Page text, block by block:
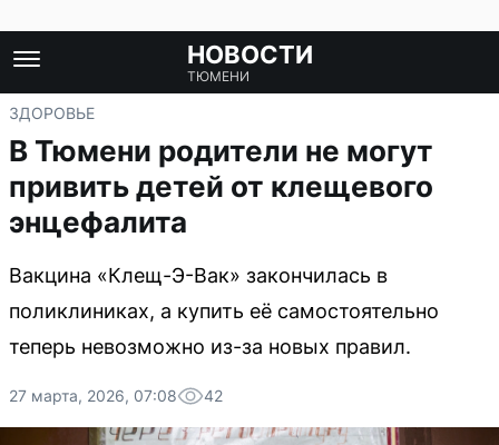
НОВОСТИ
ТЮМЕНИ
ЗДОРОВЬЕ
В Тюмени родители не могут
привить детей от клещевого
энцефалита
Вакцина «Клещ-Э-Вак» закончилась в
поликлиниках, а купить её самостоятельно
теперь невозможно из-за новых правил.
27 марта, 2026, 07:08 42